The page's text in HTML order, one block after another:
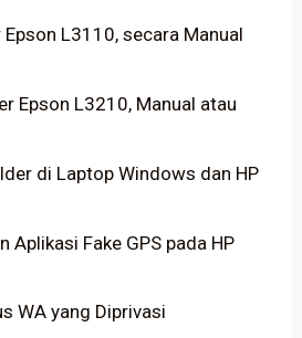
L3110, secara Manual
Epson L3210, Manual atau
di Laptop Windows dan HP
Aplikasi Fake GPS pada HP
WA yang Diprivasi